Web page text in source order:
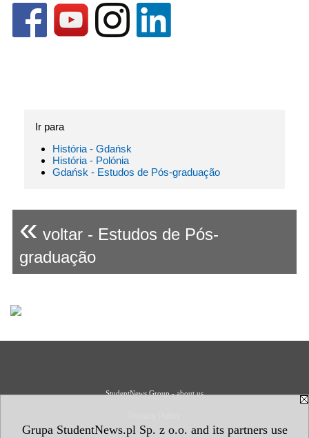
Grupa StudentNews.pl Sp. z o.o. and its partners use
Ir para
História - Gdańsk
História - Polónia
Gdańsk - Estudos de Pós-graduação
« voltar - Estudos de Pós-
graduação
StudentNews Group - about us